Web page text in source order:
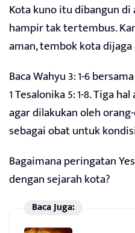
Kota kuno itu dibangun
hampir tak tertembus.
aman, tembok kota
Baca Wahyu 3: 1-6
1 Tesalonika 5: 1-8. Tiga
agar dilakukan oleh
sebagai obat untuk
Bagaimana peringatan
dengan sejarah kota?
Baca Juga: